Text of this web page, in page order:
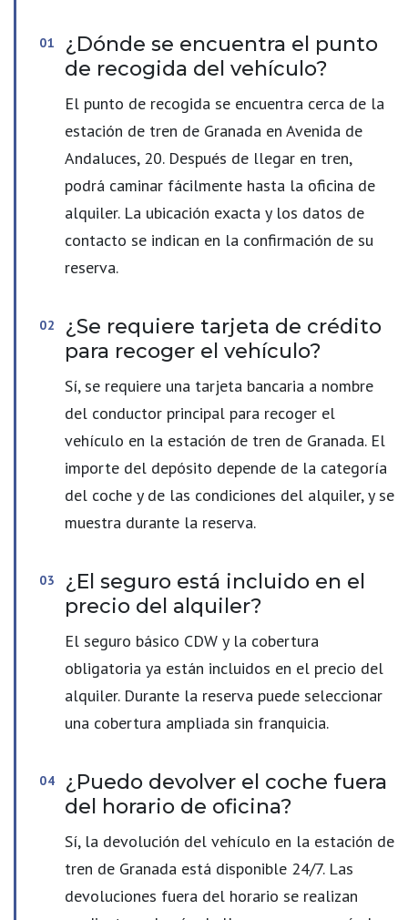
¿Dónde se encuentra el punto
de recogida del vehículo?
El punto de recogida se encuentra cerca de la
estación de tren de Granada en Avenida de
Andaluces, 20. Después de llegar en tren,
podrá caminar fácilmente hasta la oficina de
alquiler. La ubicación exacta y los datos de
contacto se indican en la confirmación de su
reserva.
¿Se requiere tarjeta de crédito
para recoger el vehículo?
Sí, se requiere una tarjeta bancaria a nombre
del conductor principal para recoger el
vehículo en la estación de tren de Granada. El
importe del depósito depende de la categoría
del coche y de las condiciones del alquiler, y se
muestra durante la reserva.
¿El seguro está incluido en el
precio del alquiler?
El seguro básico CDW y la cobertura
obligatoria ya están incluidos en el precio del
alquiler. Durante la reserva puede seleccionar
una cobertura ampliada sin franquicia.
¿Puedo devolver el coche fuera
del horario de oficina?
Sí, la devolución del vehículo en la estación de
tren de Granada está disponible 24/7. Las
devoluciones fuera del horario se realizan